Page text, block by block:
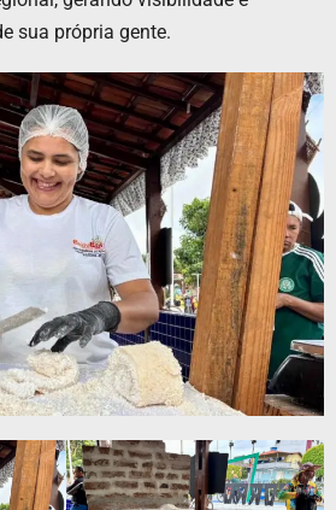
sua própria gente.